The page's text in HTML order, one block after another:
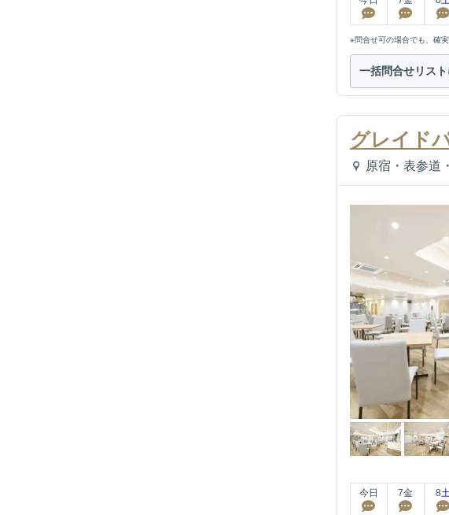
※問合せ可の場合でも、確
一括問合せリス
グレイド
原宿・表参道
今日 7金 8